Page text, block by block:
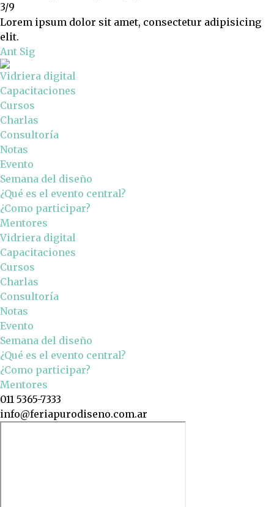
3/9
Lorem ipsum dolor sit amet, consectetur adipisicing
elit.
Ant Sig
Vidriera digital
Capacitaciones
Cursos
Charlas
Consultoría
Notas
Evento
Semana del diseño
¿Qué es el evento central?
¿Como participar?
Mentores
Vidriera digital
Capacitaciones
Cursos
Charlas
Consultoría
Notas
Evento
Semana del diseño
¿Qué es el evento central?
¿Como participar?
Mentores
011 5365-7333
info@feriapurodiseno.com.ar